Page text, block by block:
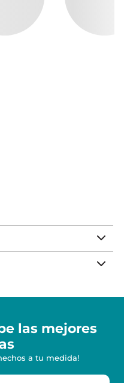
las mejores
a tu medida!